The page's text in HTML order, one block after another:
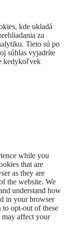
kde ukladá
za
Tieto sú po
súhlas vyjadríte
kedykoľvek
while you
that are
as they are
the website. We
understand how
in your browser
opt-out of these
may affect your